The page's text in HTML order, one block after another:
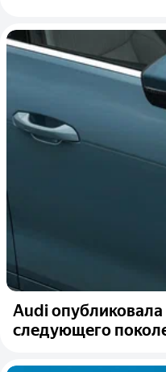
Audi
следующего